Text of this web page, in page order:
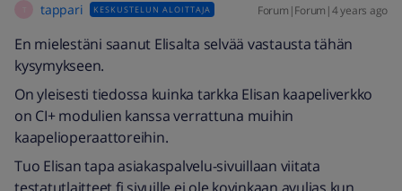
tappari KESKUSTELUN ALOITTAJA Forum|Forum|4 years ago
En mielestäni saanut Elisalta selvää vastausta tähän
kysymykseen.
On yleisesti tiedossa kuinka tarkka Elisan kaapeliverkko
on CI+ modulien kanssa verrattuna muihin
kaapelioperaattoreihin.
Tuo Elisan tapa asiakaspalvelu-sivuillaan viitata